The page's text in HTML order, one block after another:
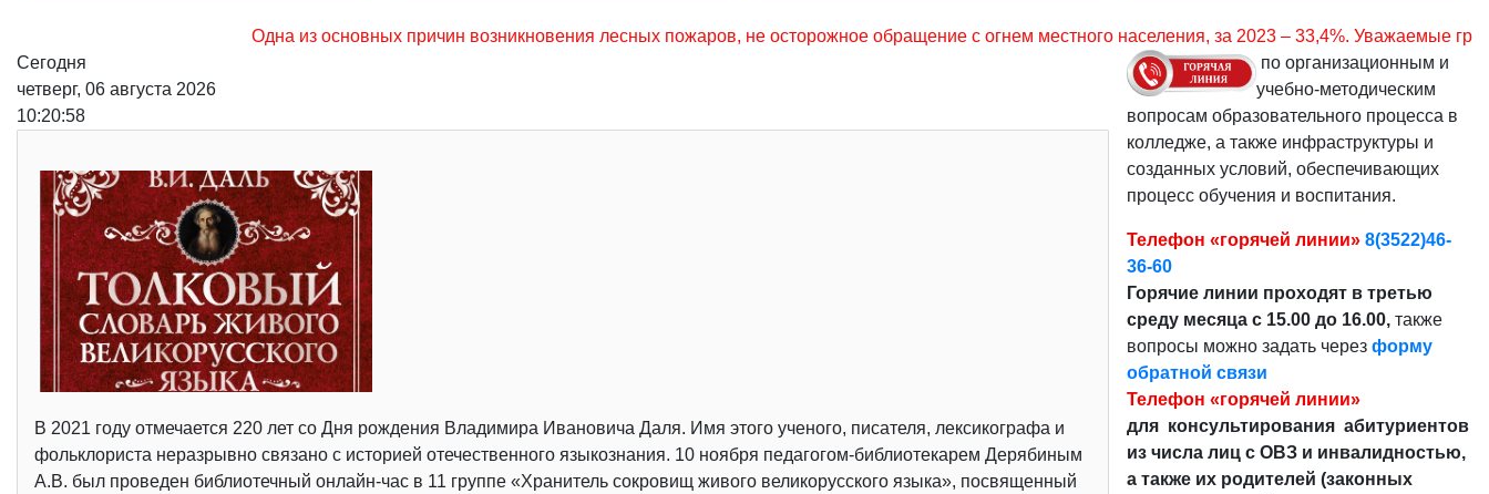
Одна из основных причин возникновения лесных пожаров, не осторожное обращение с огнем местного населения, за 2023 – 33,4%. Уважаемые граждане, соблюдайте
Сегодня
четверг, 06 августа 2026
10:20:59
В 2021 году отмечается 220 лет со Дня рождения Владимира Ивановича Даля. Имя этого ученого, писателя, лексикографа и
фольклориста неразрывно связано с историей отечественного языкознания. 10 ноября педагогом-библиотекарем Дерябиным
А.В. был проведен библиотечный онлайн-час в 11 группе «Хранитель сокровищ живого великорусского языка», посвященный
по организационным и
учебно-методическим
вопросам образовательного процесса в
колледже, а также инфраструктуры и
созданных условий, обеспечивающих
процесс обучения и воспитания.
Телефон «горячей линии» 8(3522)46-
36-60
Горячие линии проходят в третью
среду месяца с 15.00 до 16.00, также
вопросы можно задать через форму
обратной связи
Телефон «горячей линии»
для консультирования абитуриентов
из числа лиц с ОВЗ и инвалидностью,
а также их родителей (законных